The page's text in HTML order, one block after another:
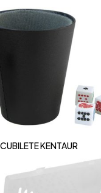
CUBILETE KENTAUR